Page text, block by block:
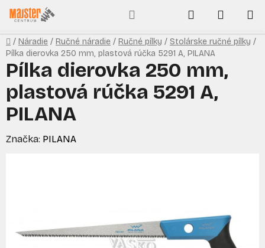
Prejsť
na
obsah
Hľadať
KOŠÍK
Domov
/ Náradie / Ručné náradie / Ručné pílky / Stolárske ručné pílky /
Pílka dierovka 250 mm, plastová rúčka 5291 A, PILANA
Pílka dierovka 250 mm,
plastová rúčka 5291 A,
PILANA
Značka: PILANA